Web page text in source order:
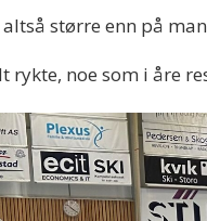
større enn på
rykte, noe som i åre